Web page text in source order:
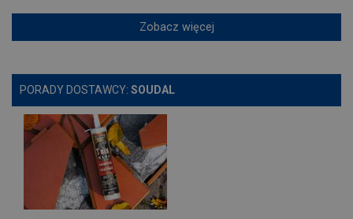
Zobacz więcej
PORADY DOSTAWCY: SOUDAL